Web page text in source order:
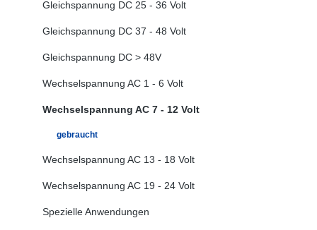
Gleichspannung DC 25 - 36 Volt
Gleichspannung DC 37 - 48 Volt
Gleichspannung DC > 48V
Wechselspannung AC 1 - 6 Volt
Wechselspannung AC 7 - 12 Volt
gebraucht
Wechselspannung AC 13 - 18 Volt
Wechselspannung AC 19 - 24 Volt
Spezielle Anwendungen